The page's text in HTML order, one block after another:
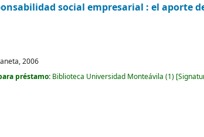
social empresarial : el aporte
2006
préstamo: Biblioteca Universidad Monteávila (1)